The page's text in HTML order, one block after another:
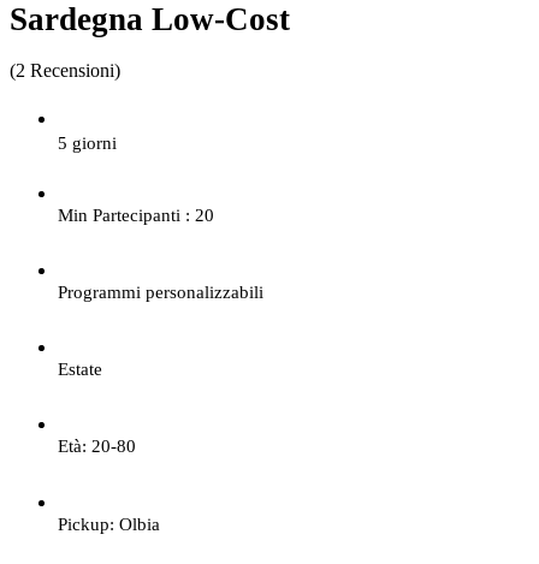
Sardegna Low-Cost
(2 Recensioni)
5 giorni
Min Partecipanti : 20
Programmi personalizzabili
Estate
Età: 20-80
Pickup: Olbia